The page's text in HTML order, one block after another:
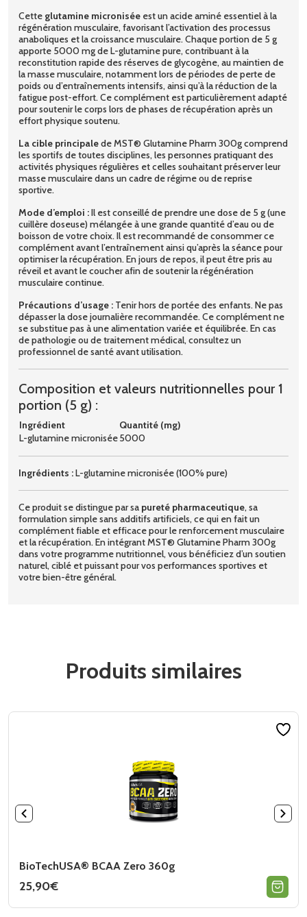
Cette glutamine micronisée est un acide aminé essentiel à la
régénération musculaire, favorisant l’activation des processus
anaboliques et la croissance musculaire. Chaque portion de 5 g
apporte 5000 mg de L-glutamine pure, contribuant à la
reconstitution rapide des réserves de glycogène, au maintien de
la masse musculaire, notamment lors de périodes de perte de
poids ou d’entraînements intensifs, ainsi qu’à la réduction de la
fatigue post-effort. Ce complément est particulièrement adapté
pour soutenir le corps lors de phases de récupération après un
effort physique soutenu.
La cible principalede MST® Glutamine Pharm 300g comprend
les sportifs de toutes disciplines, les personnes pratiquant des
activités physiques régulières et celles souhaitant préserver leur
masse musculaire dans un cadre de régime ou de reprise
sportive.
Mode d’emploi :Il est conseillé de prendre une dose de 5 g (une
cuillère doseuse) mélangée à une grande quantité d’eau ou de
boisson de votre choix. Il est recommandé de consommer ce
complément avant l’entraînement ainsi qu’après la séance pour
optimiser la récupération. En jours de repos, il peut être pris au
réveil et avant le coucher afin de soutenir la régénération
musculaire continue.
Précautions d’usage : Tenir hors de portée des enfants. Ne pas
dépasser la dose journalière recommandée. Ce complément ne
se substitue pas à une alimentation variée et équilibrée. En cas
de pathologie ou de traitement médical, consultez un
professionnel de santé avant utilisation.
Composition et valeurs nutritionnelles pour 1
portion (5 g) :
Ingrédient
Quantité (mg)
L-glutamine micronisée5000
Ingrédients :L-glutamine micronisée (100% pure)
Ce produit se distingue par sa pureté pharmaceutique, sa
formulation simple sans additifs artificiels, ce qui en fait un
complément fiable et efficace pour le renforcement musculaire
et la récupération. En intégrant MST® Glutamine Pharm 300g
dans votre programme nutritionnel, vous bénéficiez d’un soutien
naturel, ciblé et puissant pour vos performances sportives et
votre bien-être général.
Produits similaires
BioTechUSA® BCAA Zero 360g
25,90€
produit